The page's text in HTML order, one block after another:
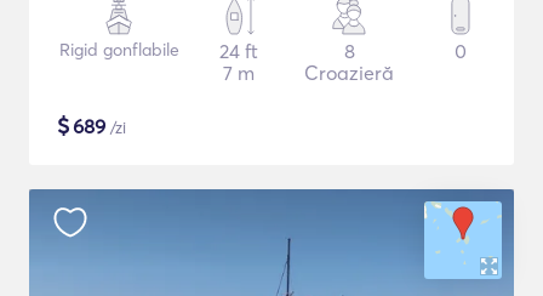
Rigid gonflabile
24 ft
7 m
8
Croazieră
0
$689 /zi